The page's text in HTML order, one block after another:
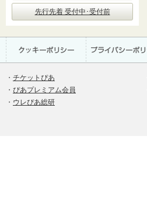
先行先着 受付中･受付前
・ チケットぴあ
・ ぴあプレミアム会員
・ ウレぴあ総研